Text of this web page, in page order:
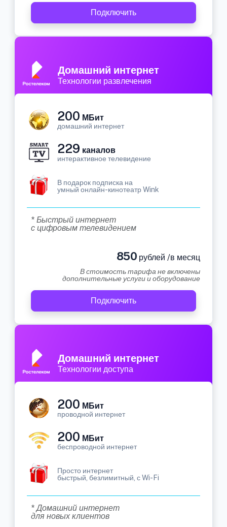
Подключить
Домашний интернет
Технологии развлечения
200 МБит
домашний интернет
229 каналов
интерактивное телевидение
В подарок подписка на
умный онлайн-кинотеатр Wink
* Быстрый интернет
с цифровым телевидением
850 рублей /в месяц
В стоимость тарифа не включены
дополнительные услуги и оборудование
Подключить
Домашний интернет
Технологии доступа
200 МБит
проводной интернет
200 МБит
беспроводной интернет
Просто интернет
быстрый, безлимитный, с Wi-Fi
* Домашний интернет
для новых клиентов